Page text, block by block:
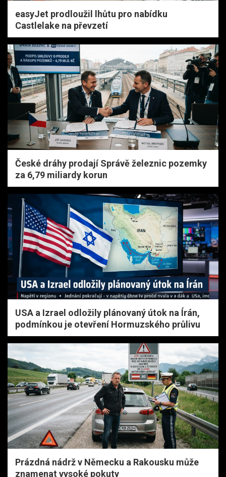
easyJet prodloužil lhůtu pro nabídku
Castlelake na převzetí
České dráhy prodají Správě železnic pozemky
za 6,79 miliardy korun
USA a Izrael odložily plánovaný útok na Írán,
podmínkou je otevření Hormuzského průlivu
Prázdná nádrž v Německu a Rakousku může
znamenat vysoké pokuty